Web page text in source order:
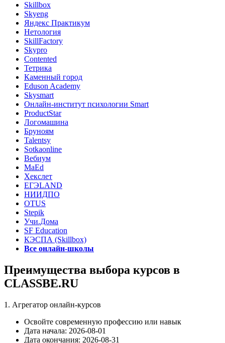
Skillbox
Skyeng
Яндекс Практикум
Нетология
SkillFactory
Skypro
Contented
Тетрика
Каменный город
Eduson Academy
Skysmart
Онлайн-институт психологии Smart
ProductStar
Логомашина
Бруноям
Talentsy
Sotkaonline
Вебиум
MaEd
Хекслет
ЕГЭLAND
НИИДПО
OTUS
Stepik
Учи.Дома
SF Education
КЭСПА (Skillbox)
Все онлайн-школы
Преимущества выбора курсов в
CLASSBE.RU
1. Агрегатор онлайн-курсов
Освойте современную профессию или навык
Дата начала: 2026-08-01
Дата окончания: 2026-08-31